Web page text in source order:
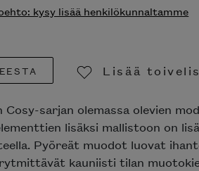
kysy lisää henkilökunnaltamme
Lisää
Cosy-sarjan olemassa olevien
lisäksi mallistoon on
Pyöreät muodot luovat
kauniisti tilan